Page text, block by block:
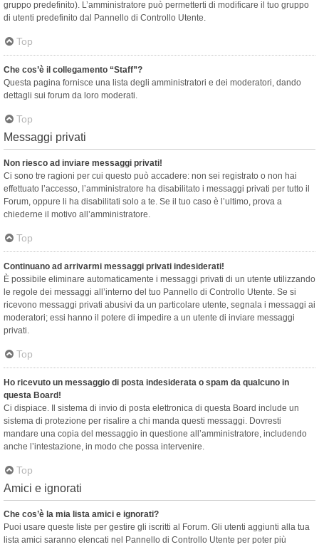
gruppo predefinito). L’amministratore può permetterti di modificare il tuo gruppo
di utenti predefinito dal Pannello di Controllo Utente.
Top
Che cos’è il collegamento “Staff”?
Questa pagina fornisce una lista degli amministratori e dei moderatori, dando
dettagli sui forum da loro moderati.
Top
Messaggi privati
Non riesco ad inviare messaggi privati!
Ci sono tre ragioni per cui questo può accadere: non sei registrato o non hai
effettuato l’accesso, l’amministratore ha disabilitato i messaggi privati per tutto il
Forum, oppure li ha disabilitati solo a te. Se il tuo caso è l’ultimo, prova a
chiederne il motivo all’amministratore.
Top
Continuano ad arrivarmi messaggi privati indesiderati!
È possibile eliminare automaticamente i messaggi privati ​​di un utente utilizzando
le regole dei messaggi all’interno del tuo Pannello di Controllo Utente. Se si
ricevono messaggi privati ​​abusivi da un particolare utente, segnala i messaggi ai
moderatori; essi hanno il potere di impedire a un utente di inviare messaggi
privati​​.
Top
Ho ricevuto un messaggio di posta indesiderata o spam da qualcuno in
questa Board!
Ci dispiace. Il sistema di invio di posta elettronica di questa Board include un
sistema di protezione per risalire a chi manda questi messaggi. Dovresti
mandare una copia del messaggio in questione all’amministratore, includendo
anche l’intestazione, in modo che possa intervenire.
Top
Amici e ignorati
Che cos’è la mia lista amici e ignorati?
Puoi usare queste liste per gestire gli iscritti al Forum. Gli utenti aggiunti alla tua
lista amici saranno elencati nel Pannello di Controllo Utente per poter più